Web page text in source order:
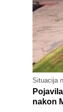
Situacija
nakon